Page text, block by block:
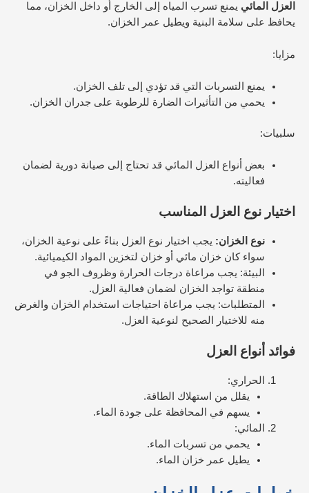
العزل المائي يمنع تسرب المياه إلى الخارج أو داخل الخزان، مما
يحافظ على سلامة البنية ويطيل عمر الخزان.
مزايا:
يمنع التسربات التي قد تؤدي إلى تلف الخزان.
يحمي من التأثيرات الضارة للرطوبة على جدران الخزان.
سلبيات:
بعض أنواع العزل المائي قد تحتاج إلى صيانة دورية لضمان
فعاليته.
اختيار نوع العزل المناسب
نوع الخزان: يجب اختيار نوع العزل بناءً على نوعية الخزان،
سواء كان خزان مائي أو خزان لتخزين المواد الكيميائية.
البيئة: يجب مراعاة درجات الحرارة وظروف الجو في
منطقة تواجد الخزان لضمان فعالية العزل.
المتطلبات: يجب مراعاة احتياجات استخدام الخزان والغرض
منه للاختيار الصحيح لنوعية العزل.
فوائد أنواع العزل
الحراري:
يقلل من استهلاك الطاقة.
يسهم في المحافظة على جودة الماء.
المائي:
يحمي من تسربات الماء.
يطيل عمر خزان الماء.